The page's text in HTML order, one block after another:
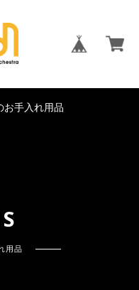
S
用品
お手入れ用品